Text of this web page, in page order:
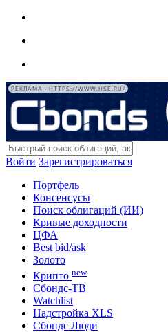
РЕКЛАМА • HTTPS://WWW.HSE.RU/
Войти Зарегистрироваться
Портфель
Консенсусы
Поиск облигаций (ИИ)
Кривые доходности
ЦФА
Best bid/ask
Золото
Крипто new
Сбондс-ТВ
Watchlist
Надстройка XLS
Сбондс Люди